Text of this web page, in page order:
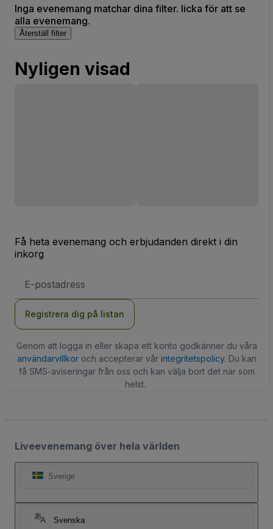
Inga evenemang matchar dina filter. licka för att se
alla evenemang.
Återställ filter
Nyligen visad
Få heta evenemang och erbjudanden direkt i din
inkorg
postadress
Registrera dig på listan
Genom att logga in eller skapa ett konto godkänner du våra
användarvillkoroch accepterar vår integritetspolicy. Du kan
få SMS-aviseringar från oss och kan välja bort det när som
helst.
Liveevenemang över hela världen
Sverige
Svenska